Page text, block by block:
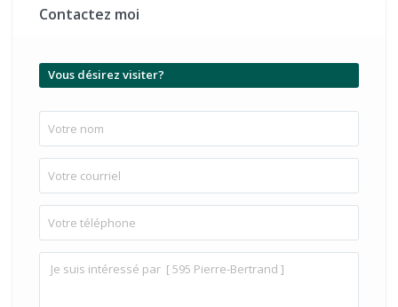
Contactez moi
Vous désirez visiter?